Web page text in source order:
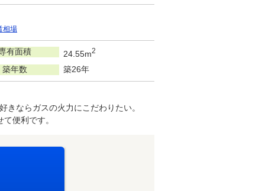
相場
有面積 24.55m2
築年数 築26年
ならガスの火力にこだわりたい。
便利です。